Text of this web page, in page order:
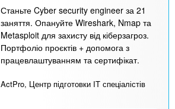
Станьте Cyber security engineer за 21
заняття. Опануйте Wireshark, Nmap та
Metasploit для захисту від кіберзагроз.
Портфоліо проєктів + допомога з
працевлаштуванням та сертифікат.
ActPro, Центр підготовки IT спеціалістів